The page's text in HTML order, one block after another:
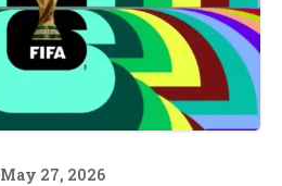
May 27, 2026